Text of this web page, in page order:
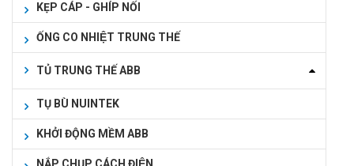
KẸP CÁP - GHÍP NỐI
ỐNG CO NHIỆT TRUNG THẾ
TỦ TRUNG THẾ ABB
TỤ BÙ NUINTEK
KHỞI ĐỘNG MỀM ABB